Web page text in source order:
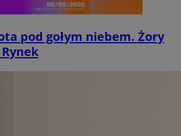
pod gołym niebem. Żory